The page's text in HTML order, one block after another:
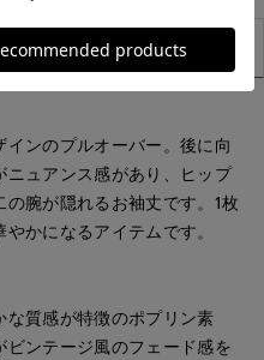
詳細 購入レビュー
ンのプルオーバー。後に向
ュアンス感があり、ヒップ
腕が隠れるお袖丈です。1枚
かになるアイテムです。
な質感が特徴のポプリン素
ンテージ風のフェード感を